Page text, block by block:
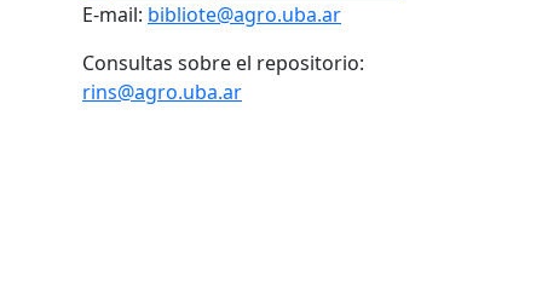
E-mail: bibliote@agro.uba.ar
Consultas sobre el repositorio:
rins@agro.uba.ar